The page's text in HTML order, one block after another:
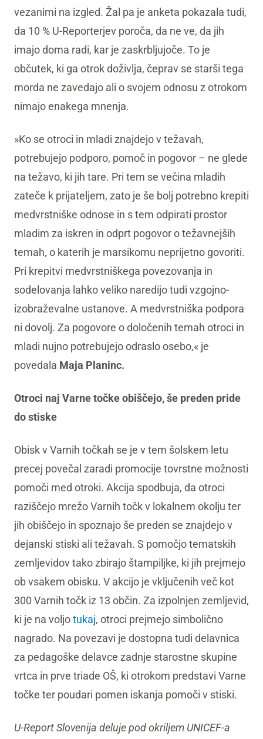
vezanimi na izgled. Žal pa je anketa pokazala tudi,
da 10 % U-Reporterjev poroča, da ne ve, da jih
imajo doma radi, kar je zaskrbljujoče. To je
občutek, ki ga otrok doživlja, čeprav se starši tega
morda ne zavedajo ali o svojem odnosu z otrokom
nimajo enakega mnenja.
»Ko se otroci in mladi znajdejo v težavah,
potrebujejo podporo, pomoč in pogovor – ne glede
na težavo, ki jih tare. Pri tem se večina mladih
zateče k prijateljem, zato je še bolj potrebno krepiti
medvrstniške odnose in s tem odpirati prostor
mladim za iskren in odprt pogovor o težavnejših
temah, o katerih je marsikomu neprijetno govoriti.
Pri krepitvi medvrstniškega povezovanja in
sodelovanja lahko veliko naredijo tudi vzgojno-
izobraževalne ustanove. A medvrstniška podpora
ni dovolj. Za pogovore o določenih temah otroci in
mladi nujno potrebujejo odraslo osebo,« je
povedala Maja Planinc.
Otroci naj Varne točke obiščejo, še preden pride
do stiske
Obisk v Varnih točkah se je v tem šolskem letu
precej povečal zaradi promocije tovrstne možnosti
pomoči med otroki. Akcija spodbuja, da otroci
raziščejo mrežo Varnih točk v lokalnem okolju ter
jih obiščejo in spoznajo še preden se znajdejo v
dejanski stiski ali težavah. S pomočjo tematskih
zemljevidov tako zbirajo štampiljke, ki jih prejmejo
ob vsakem obisku. V akcijo je vključenih več kot
300 Varnih točk iz 13 občin. Za izpolnjen zemljevid,
ki je na voljotukaj, otroci prejmejo simbolično
nagrado. Na povezavi je dostopna tudi delavnica
za pedagoške delavce zadnje starostne skupine
vrtca in prve triade OŠ, ki otrokom predstavi Varne
točke ter poudari pomen iskanja pomoči v stiski.
U-Report Slovenija deluje pod okriljem UNICEF-a